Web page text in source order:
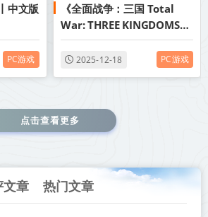
中文版
PC游戏
《全面战争：三国 Total
War: THREE KINGDOMS》
v1.7.2-全DLC+送修改器+赠
音乐原声+赠存档+自动打开
2025-12-18 PC游戏
点击查看更多
文章 热门文章